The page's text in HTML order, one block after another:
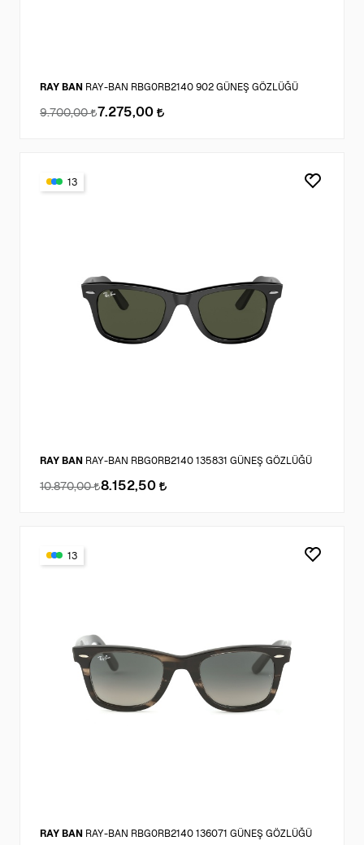
RAY BAN RAY-BAN RBG0RB2140 902 GÜNEŞ GÖZLÜĞÜ
9.700,00 7.275,00
13
RAY BAN RAY-BAN RBG0RB2140 135831 GÜNEŞ GÖZLÜĞÜ
10.870,00 8.152,50
13
RAY BAN RAY-BAN RBG0RB2140 136071 GÜNEŞ GÖZLÜĞÜ